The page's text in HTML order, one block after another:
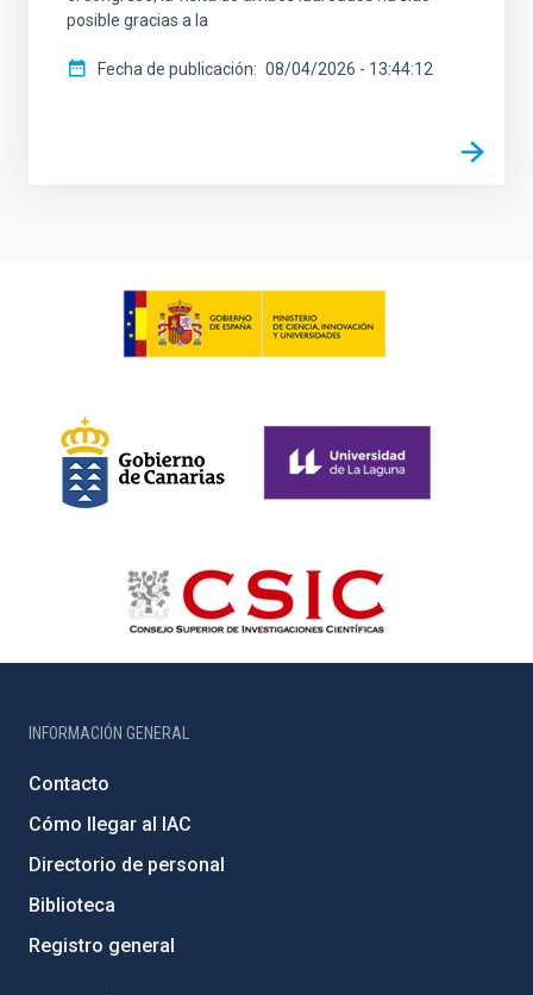
posible gracias a la
Fecha de publicación 08/04/2026 - 13:44:12
INFORMACIÓN GENERAL
Contacto
Cómo llegar al IAC
Directorio de personal
Biblioteca
Registro general